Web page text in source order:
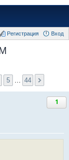
Вход
Регистрация
5 44
1